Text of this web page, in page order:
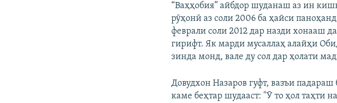
“Ваҳҳобия” айбдор шуданаш аз ин
рӯҳонӣ аз соли 2006 ба ҳайси
феврали соли 2012 дар назди хонааш
гирифт. Як марди мусаллаҳ алайҳи
зинда монд, вале ду сол дар ҳолати
Довудхон Назаров гуфт, вазъи
каме беҳтар шудааст: "Ӯ то ҳол таҳти